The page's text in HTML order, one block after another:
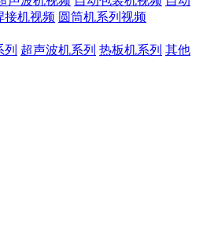
接机视频 圆筒机系列视频
超声波机系列 热板机系列 其他